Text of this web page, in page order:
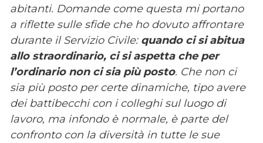
abitanti. Domande come questa mi portano
a riflette sulle sfide che ho dovuto affrontare
durante il Servizio Civile: quando ci si abitua
allo straordinario, ci si aspetta che per
l’ordinario non ci sia più posto. Che non ci
sia più posto per certe dinamiche, tipo avere
dei battibecchi con i colleghi sul luogo di
lavoro, ma infondo è normale, è parte del
confronto con la diversità in tutte le sue